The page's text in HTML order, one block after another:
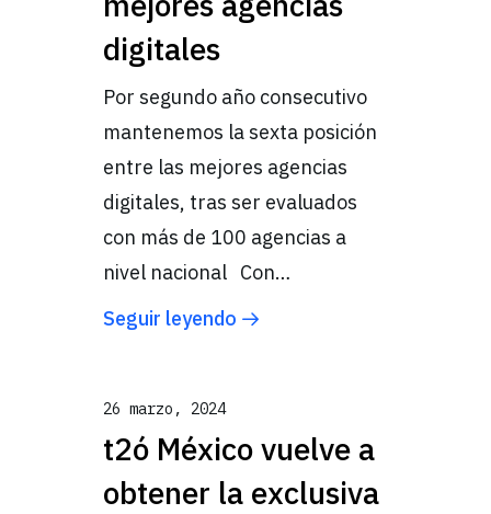
digitales
Por segundo año consecutivo
mantenemos la sexta posición
entre las mejores agencias
digitales, tras ser evaluados
con más de 100 agencias a
nivel nacional Con…
Seguir leyendo
26 marzo, 2024
t2ó México vuelve a
obtener la exclusiva